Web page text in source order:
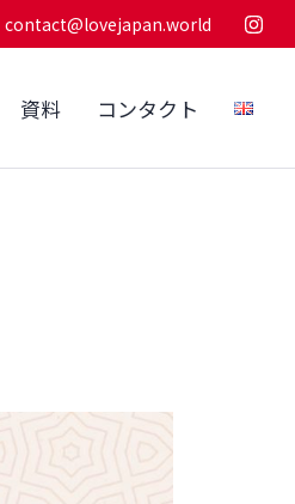
contact@lovejapan.world
資料 コンタクト